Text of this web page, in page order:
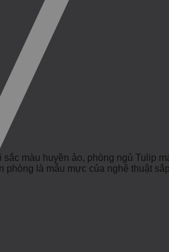
màu huyền ảo, phòng ngủ Tulip
là mẫu mực của nghệ thuật